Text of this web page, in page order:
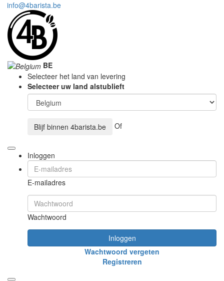
info@4barista.be
BE
Selecteer het land van levering
Selecteer uw land alstublieft
Blijf binnen 4barista.be Of
Inloggen
E-mailadres
Wachtwoord
Inloggen
Wachtwoord vergeten
Registreren